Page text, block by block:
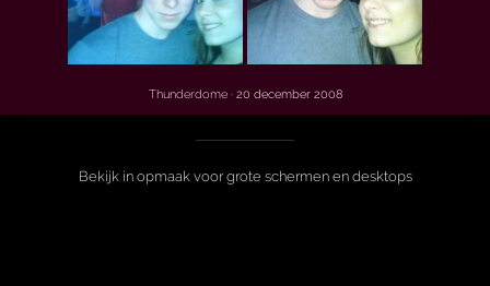
Thunderdome· 20 december 2008
Bekijk in opmaak voor grote schermen en desktops